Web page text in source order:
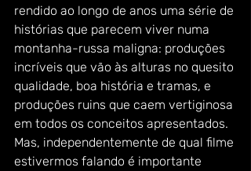
rendido ao longo de anos uma série de
histórias que parecem viver numa
montanha-russa maligna: produções
incríveis que vão às alturas no quesito
qualidade, boa história e tramas, e
produções ruins que caem vertiginosa
em todos os conceitos apresentados.
Mas, independentemente de qual filme
estivermos falando é importante